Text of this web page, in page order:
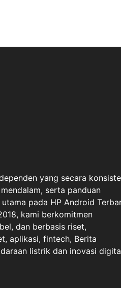
yang secara
serta panduan
pada HP Android
kami berkomitmen
dan berbasis riset,
aplikasi, fintech, Berita
listrik dan inovasi